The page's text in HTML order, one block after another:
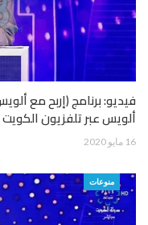
ألويس عبر تلفزيون الكويت
16 مايو 2020
منوعات